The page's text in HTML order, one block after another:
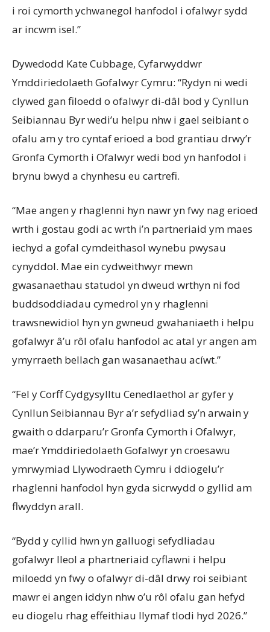
i roi cymorth ychwanegol hanfodol i ofalwyr sydd
ar incwm isel.”
Dywedodd Kate Cubbage, Cyfarwyddwr
Ymddiriedolaeth Gofalwyr Cymru: “Rydyn ni wedi
clywed gan filoedd o ofalwyr di-dâl bod y Cynllun
Seibiannau Byr wedi’u helpu nhw i gael seibiant o
ofalu am y tro cyntaf erioed a bod grantiau drwy’r
Gronfa Cymorth i Ofalwyr wedi bod yn hanfodol i
brynu bwyd a chynhesu eu cartrefi.
“Mae angen y rhaglenni hyn nawr yn fwy nag erioed
wrth i gostau godi ac wrth i’n partneriaid ym maes
iechyd a gofal cymdeithasol wynebu pwysau
cynyddol. Mae ein cydweithwyr mewn
gwasanaethau statudol yn dweud wrthyn ni fod
buddsoddiadau cymedrol yn y rhaglenni
trawsnewidiol hyn yn gwneud gwahaniaeth i helpu
gofalwyr â’u rôl ofalu hanfodol ac atal yr angen am
ymyrraeth bellach gan wasanaethau acíwt.”
“Fel y Corff Cydgysylltu Cenedlaethol ar gyfer y
Cynllun Seibiannau Byr a’r sefydliad sy’n arwain y
gwaith o ddarparu’r Gronfa Cymorth i Ofalwyr,
mae’r Ymddiriedolaeth Gofalwyr yn croesawu
ymrwymiad Llywodraeth Cymru i ddiogelu’r
rhaglenni hanfodol hyn gyda sicrwydd o gyllid am
flwyddyn arall.
“Bydd y cyllid hwn yn galluogi sefydliadau
gofalwyr lleol a phartneriaid cyflawni i helpu
miloedd yn fwy o ofalwyr di-dâl drwy roi seibiant
mawr ei angen iddyn nhw o’u rôl ofalu gan hefyd
eu diogelu rhag effeithiau llymaf tlodi hyd 2026.”